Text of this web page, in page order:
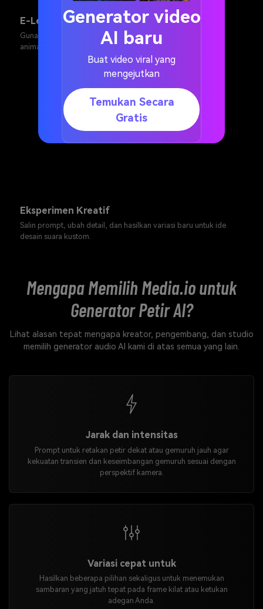
E-Learning
Gunakan isyarat suara halus untuk mendukung penjelasan,
animasi, demo, dan penceritaan edukatif.
Eksperimen Kreatif
Salin prompt, ubah detail, dan hasilkan variasi baru untuk ide
desain suara kustom.
Mengapa Memilih Media.io untuk
Generator Petir AI?
Lihat alasan tepat mengapa kreator, pengembang, dan studio
memilih generator audio AI kami di atas semua yang lain.
Jarak dan intensitas
Prompt untuk retakan petir dekat atau gemuruh jauh agar
kekuatan transien dan keseimbangan gemuruh sesuai dengan
perspektif kamera.
Variasi cepat untuk
Hasilkan beberapa pilihan sekaligus untuk menemukan
sambaran yang jatuh tepat pada frame kilat atau ketukan
adegan Anda.
Generator video
AI baru
Buat video viral yang
mengejutkan
Temukan Secara
Gratis